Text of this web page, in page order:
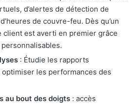
d’alertes de détection de
de couvre-feu. Dès qu’un
client est averti en premier grâce
: Étudie les rapports
optimiser les performances des
au bout des doigts : accès